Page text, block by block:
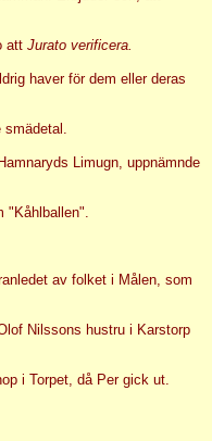
att Jurato verificera.
haver för dem eller deras
smädetal.
Limugn, uppnämnde
"Kåhlballen".
av folket i Målen, som
Nilssons hustru i Karstorp
i Torpet, då Per gick ut.